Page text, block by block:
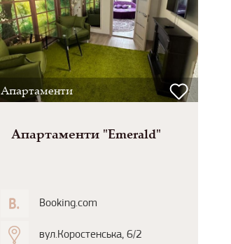
Апартаменти
Апартаменти "Emerald"
Booking.com
вул.Коростенська, 6/2